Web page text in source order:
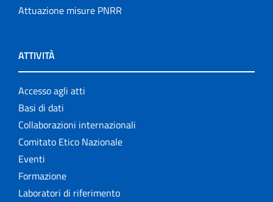
Attuazione misure PNRR
ATTIVITÀ
Accesso agli atti
Basi di dati
Collaborazioni internazionali
Comitato Etico Nazionale
Eventi
Formazione
Laboratori di riferimento